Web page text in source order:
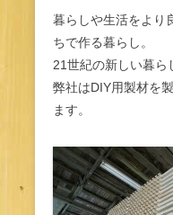
暮らしや生活をより
ちで作る暮らし。
21世紀の新しい暮ら
弊社はDIY用製材を
ます。